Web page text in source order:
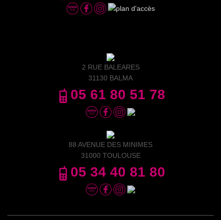
2 RUE BALEARES
31130 BALMA
05 61 80 51 78
88 AVENUE DES MINIMES
31000 TOULOUSE
05 34 40 81 80